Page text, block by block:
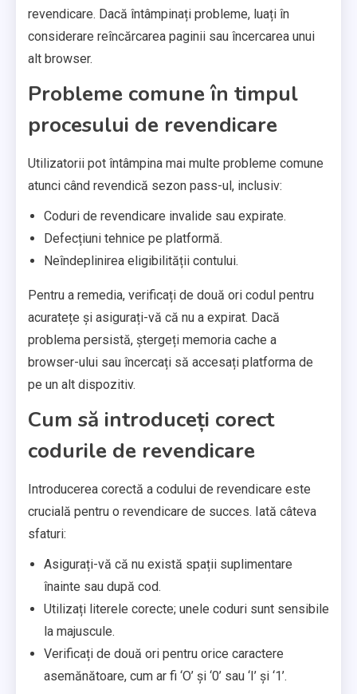
revendicare. Dacă întâmpinați probleme, luați în
considerare reîncărcarea paginii sau încercarea unui
alt browser.
Probleme comune în timpul
procesului de revendicare
Utilizatorii pot întâmpina mai multe probleme comune
atunci când revendică sezon pass-ul, inclusiv:
Coduri de revendicare invalide sau expirate.
Defecțiuni tehnice pe platformă.
Neîndeplinirea eligibilității contului.
Pentru a remedia, verificați de două ori codul pentru
acuratețe și asigurați-vă că nu a expirat. Dacă
problema persistă, ștergeți memoria cache a
browser-ului sau încercați să accesați platforma de
pe un alt dispozitiv.
Cum să introduceți corect
codurile de revendicare
Introducerea corectă a codului de revendicare este
crucială pentru o revendicare de succes. Iată câteva
sfaturi:
Asigurați-vă că nu există spații suplimentare
înainte sau după cod.
Utilizați literele corecte; unele coduri sunt sensibile
la majuscule.
Verificați de două ori pentru orice caractere
asemănătoare, cum ar fi ‘O’ și ‘0’ sau ‘I’ și ‘1’.